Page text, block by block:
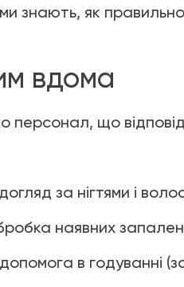
знають, як
вдома
персонал, що
за нігтями і
наявних
в годуванні